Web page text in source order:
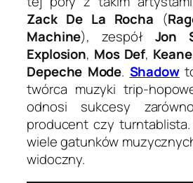
Zack De La Rocha (
Machine), zespół Jon
Explosion, Mos Def, Keane
Depeche Mode. Shadow
twórca muzyki trip-
odnosi sukcesy
producent czy
wiele gatunków
widoczny.